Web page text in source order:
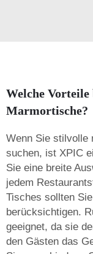
Welche
Marmortische?
Wenn Sie stilvolle
suchen, ist XPIC
Sie eine breite
jedem
Tisches sollten
berücksichtigen.
geeignet, da sie
den Gästen das